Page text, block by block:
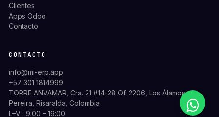
Clientes
Apps Odoo
Contacto
CONTACTO
info@mi-erp.app
+57 301 1814999
TORRE ANVAMAR, Cra. 21 #14-28 Of. 2206, Los Álamos,
Pereira, Risaralda, Colombia
L–V · 9:00 – 19:00